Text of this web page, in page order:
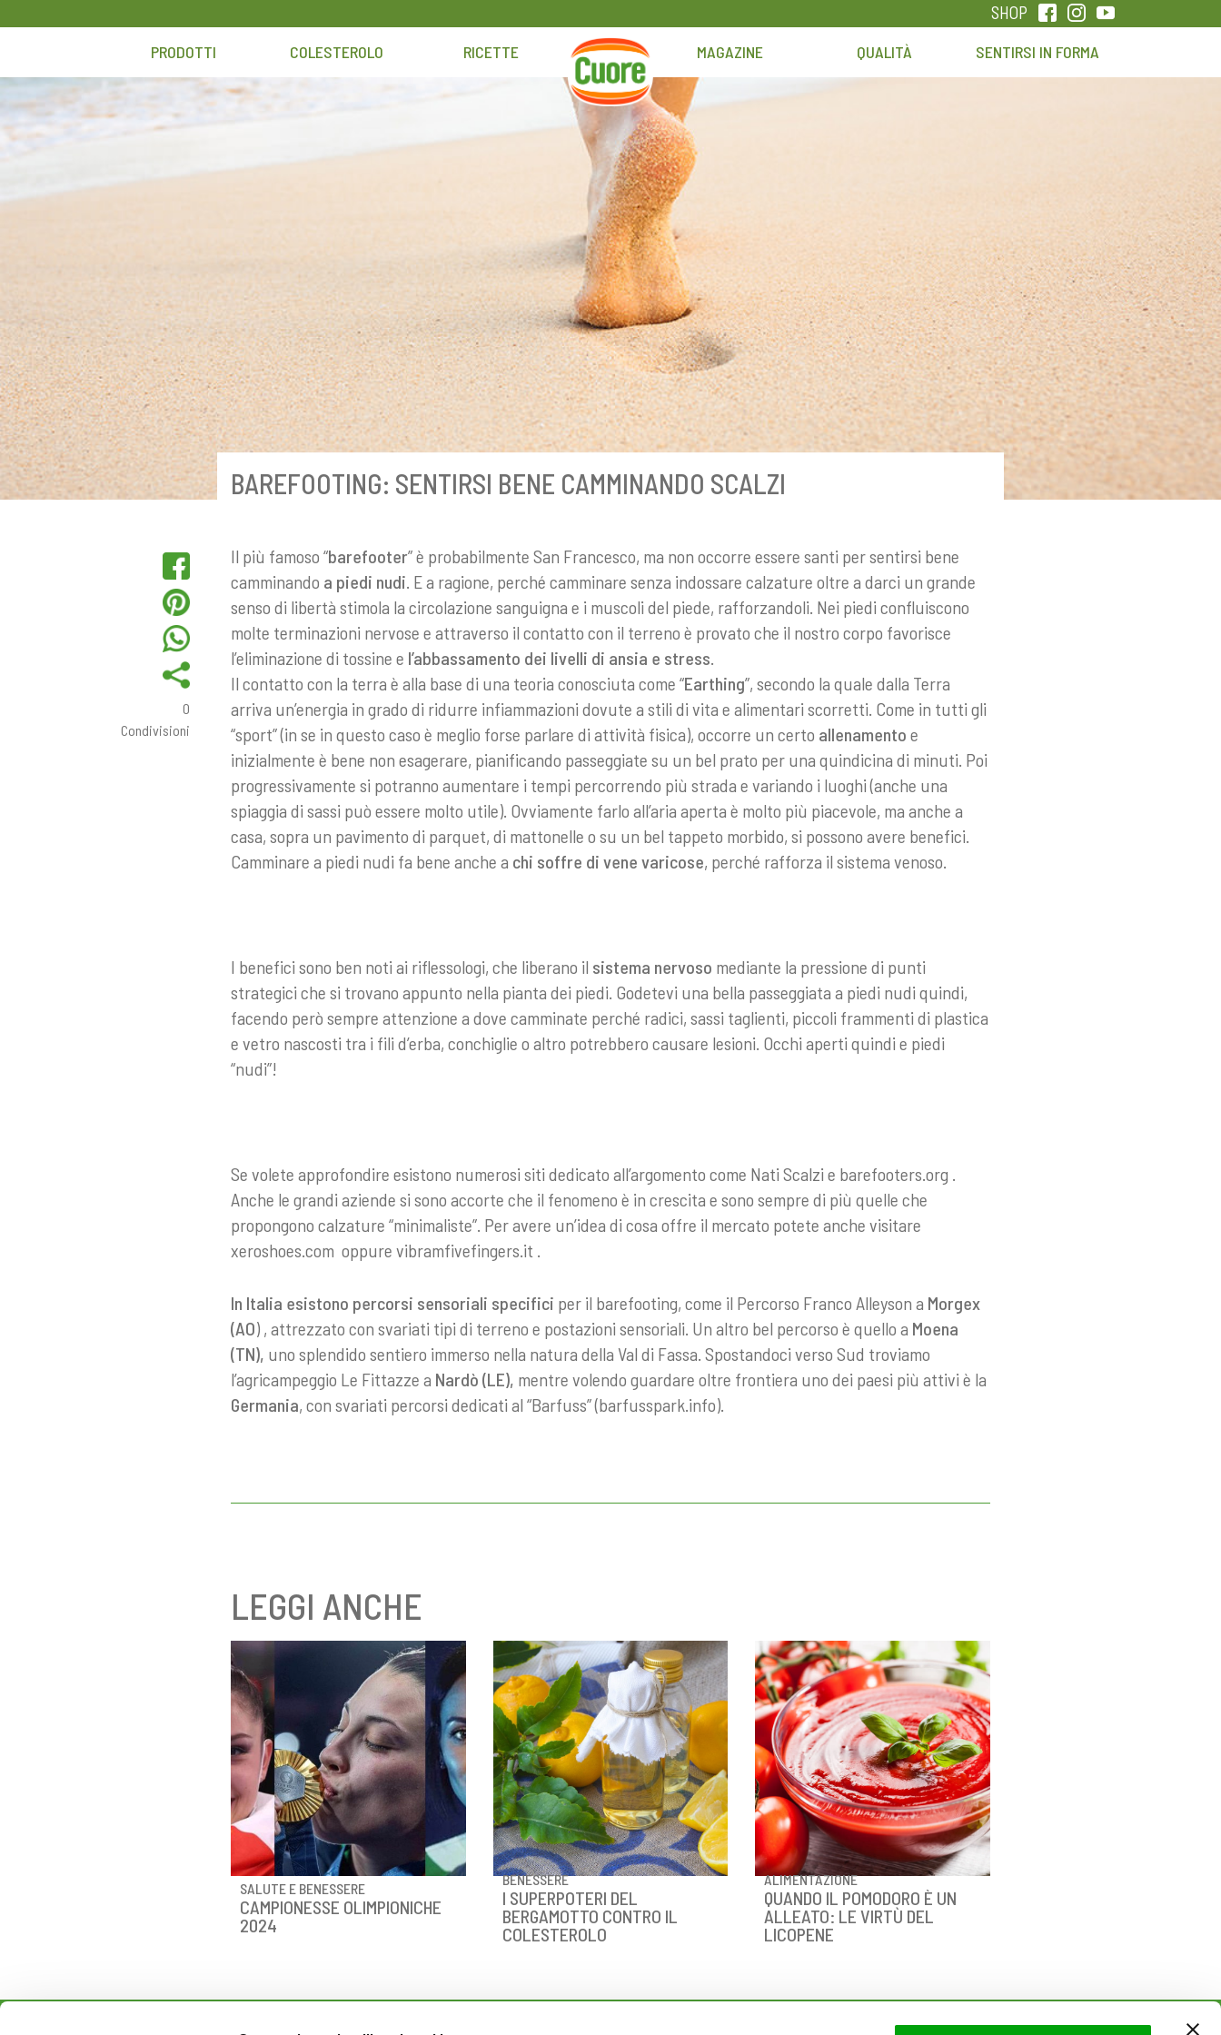
to
SHOP
PRODOTTI COLESTEROLO RICETTE HOME MAGAZINE QUALITÀ SENTIRSI IN FORMA
BAREFOOTING: SENTIRSI BENE CAMMINANDO SCALZI
Il più famoso “barefooter” è probabilmente San Francesco, ma non occorre essere santi per sentirsi bene
camminando a piedi nudi. E a ragione, perché camminare senza indossare calzature oltre a darci un grande
senso di libertà stimola la circolazione sanguigna e i muscoli del piede, rafforzandoli. Nei piedi confluiscono
molte terminazioni nervose e attraverso il contatto con il terreno è provato che il nostro corpo favorisce
l’eliminazione di tossine e l’abbassamento dei livelli di ansia e stress.
Il contatto con la terra è alla base di una teoria conosciuta come “Earthing”, secondo la quale dalla Terra
arriva un’energia in grado di ridurre infiammazioni dovute a stili di vita e alimentari scorretti. Come in tutti gli
“sport” (in se in questo caso è meglio forse parlare di attività fisica), occorre un certo allenamento e
inizialmente è bene non esagerare, pianificando passeggiate su un bel prato per una quindicina di minuti. Poi
progressivamente si potranno aumentare i tempi percorrendo più strada e variando i luoghi (anche una
spiaggia di sassi può essere molto utile). Ovviamente farlo all’aria aperta è molto più piacevole, ma anche a
casa, sopra un pavimento di parquet, di mattonelle o su un bel tappeto morbido, si possono avere benefici.
Camminare a piedi nudi fa bene anche a chi soffre di vene varicose, perché rafforza il sistema venoso.
I benefici sono ben noti ai riflessologi, che liberano il sistema nervoso mediante la pressione di punti
strategici che si trovano appunto nella pianta dei piedi. Godetevi una bella passeggiata a piedi nudi quindi,
facendo però sempre attenzione a dove camminate perché radici, sassi taglienti, piccoli frammenti di plastica
e vetro nascosti tra i fili d’erba, conchiglie o altro potrebbero causare lesioni. Occhi aperti quindi e piedi
“nudi”!
Se volete approfondire esistono numerosi siti dedicato all’argomento come Nati Scalzi e barefooters.org .
Anche le grandi aziende si sono accorte che il fenomeno è in crescita e sono sempre di più quelle che
propongono calzature “minimaliste”. Per avere un’idea di cosa offre il mercato potete anche visitare
xeroshoes.com oppure vibramfivefingers.it .
In Italia esistono percorsi sensoriali specifici per il barefooting, come il Percorso Franco Alleyson a Morgex
(AO) , attrezzato con svariati tipi di terreno e postazioni sensoriali. Un altro bel percorso è quello a Moena
(TN), uno splendido sentiero immerso nella natura della Val di Fassa. Spostandoci verso Sud troviamo
l’agricampeggio Le Fittazze a Nardò (LE), mentre volendo guardare oltre frontiera uno dei paesi più attivi è la
Germania, con svariati percorsi dedicati al “Barfuss” (barfusspark.info).
LEGGI ANCHE
SALUTE E BENESSERE
CAMPIONESSE OLIMPIONICHE
2024
BENESSERE
I SUPERPOTERI DEL
BERGAMOTTO CONTRO IL
COLESTEROLO
ALIMENTAZIONE
QUANDO IL POMODORO È UN
ALLEATO: LE VIRTÙ DEL
LICOPENE
0
Condivisioni